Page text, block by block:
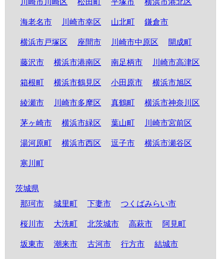
川崎市川崎区 松田町 平塚市 横浜市港北区
海老名市 川崎市幸区 山北町 鎌倉市
横浜市戸塚区 座間市 川崎市中原区 開成町
藤沢市 横浜市港南区 南足柄市 川崎市高津区
箱根町 横浜市鶴見区 小田原市 横浜市旭区
綾瀬市 川崎市多摩区 真鶴町 横浜市神奈川区
茅ヶ崎市 横浜市緑区 葉山町 川崎市宮前区
湯河原町 横浜市西区 逗子市 横浜市瀬谷区
寒川町
茨城県
那珂市
城里町 下妻市 つくばみらい市
桜川市 大洗町 北茨城市 高萩市 阿見町
坂東市 潮来市 古河市 行方市 結城市